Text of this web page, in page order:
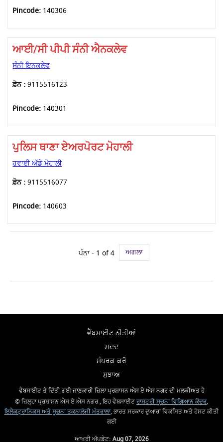
Pincode: 140306
ਆਈ/ਸੀ ਪੀਪੀ ਸੰਨੀ ਐਨਕਲੇਵ
ਸੰਨੀ ਇਨਕਲੇਵ
ਫ਼ੋਨ :9115516123
Pincode: 140301
ਪੁਲਿਸ ਥਾਣਾ ਏਅਰਪੋਰਟ ਮੋਹਾਲੀ
ਹਵਾਈ ਅੱਡੇ ਮੋਹਾਲੀ
ਫ਼ੋਨ :9115516077
Pincode: 140603
ਪੰਨਾ - 1 of 4 ਅਗਲਾ
ਵੈੱਬਸਾਈਟ ਨੀਤੀਆਂ
ਮਦਦ
ਸੰਪਰਕ ਕਰੋ
ਸੁਝਾਅ
ਵੈਬਸਾਈਟ ਤੇ ਦਿੱਤੀ ਗਈ ਜਾਣਕਾਰੀ ਜ਼ਿਲਾ ਪ੍ਰਸ਼ਾਸਨ ਐਸ ਏ ਐਸ ਨਗਰ ਦੀ ਮਲਕੀਅਤ ਹੈ
© ਜ਼ਿਲ੍ਹਾ ਪ੍ਰਸ਼ਾਸਨ ਐਸ ਏ ਐਸ ਨਗਰ , ਇਹ ਵੈਬਸਾਈਟਰਾਸ਼ਟਰੀ ਸੂਚਨਾ ਵਿਗਿਆਨ ਕੇਂਦਰ,
ਇਲੈਕਟ੍ਰਾਨਿਕਸ ਅਤੇ ਸੂਚਨਾ ਤਕਨਾਲੋਜੀ ਮੰਤਰਾਲਾ, ਭਾਰਤ ਸਰਕਾਰ ਦੁਆਰਾ ਵਿਕਸਿਤ ਅਤੇ ਹੋਸਟ ਕੀਤੀ
ਗਈ
ਆਖਰੀ ਅੱਪਡੇਟ: Aug 07, 2026